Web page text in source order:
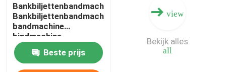
Bankbiljettenbandmachine
Bankbiljettenbandmachine
bandmachine
bindmachine
automatische
bandmachine
bandmachine
Beste prijs
view
all
Bekijk alles